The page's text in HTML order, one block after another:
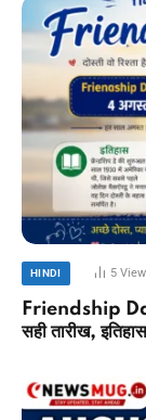
HINDI 5
Friendship
सही तारीख,